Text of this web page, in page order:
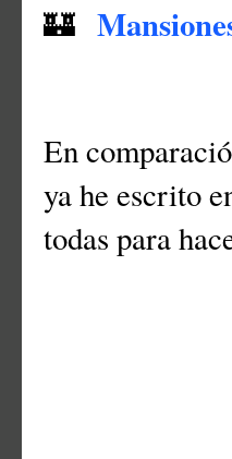
🏰
En
ya he escrito
todas para